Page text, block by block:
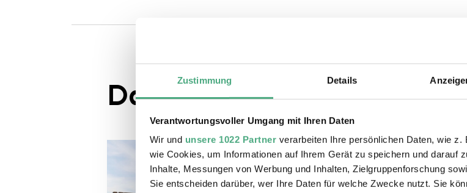
Zustimmung Details
Verantwortungsvoller Umgang mit Ihren Daten
Wir und unsere 1022 Partner verarbeiten Ihre persönlichen Daten, wie
wie Cookies, um Informationen auf Ihrem Gerät zu speichern und darauf
Inhalte, Messungen von Werbung und Inhalten, Zielgruppenforschung
Sie entscheiden darüber, wer Ihre Daten für welche Zwecke nutzt. Sie
Das könnte Sie auch